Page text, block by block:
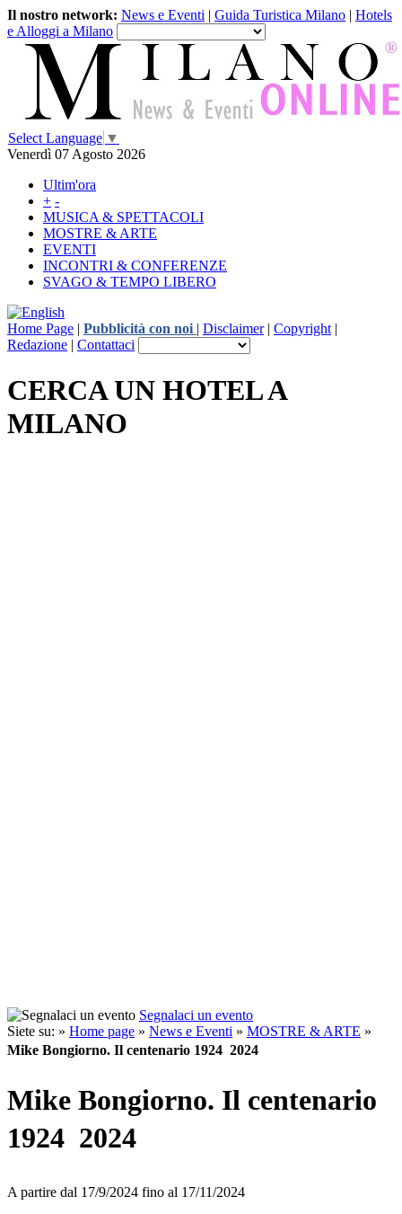
Il nostro network: News e Eventi | Guida Turistica Milano | Hotels
e Alloggi a Milano
Select Language ▼
Venerdì 07 Agosto 2026
Ultim'ora
+ -
MUSICA & SPETTACOLI
MOSTRE & ARTE
EVENTI
INCONTRI & CONFERENZE
SVAGO & TEMPO LIBERO
Home Page | Pubblicità con noi | Disclaimer| Copyright |
Redazione | Contattaci
CERCA UN HOTEL A
MILANO
Segnalaci un evento
Siete su: » Home page » News e Eventi » MOSTRE & ARTE »
Mike Bongiorno. Il centenario 1924  2024
Mike Bongiorno. Il centenario
1924  2024
A partire dal 17/9/2024 fino al 17/11/2024